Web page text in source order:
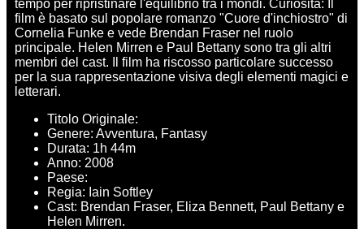
tempo per ripristinare l'equilibrio tra i mondi. Curiosità: Il
film è basato sul popolare romanzo "Cuore d'inchiostro" di
Cornelia Funke e vede Brendan Fraser nel ruolo
principale. Helen Mirren e Paul Bettany sono tra gli altri
membri del cast. Il film ha riscosso particolare successo
per la sua rappresentazione visiva degli elementi magici e
letterari.
Titolo Originale:
Genere: Avventura, Fantasy
Durata: 1h 44m
Anno: 2008
Paese:
Regia: Iain Softley
Cast: Brendan Fraser, Eliza Bennett, Paul Bettany e
Helen Mirren.